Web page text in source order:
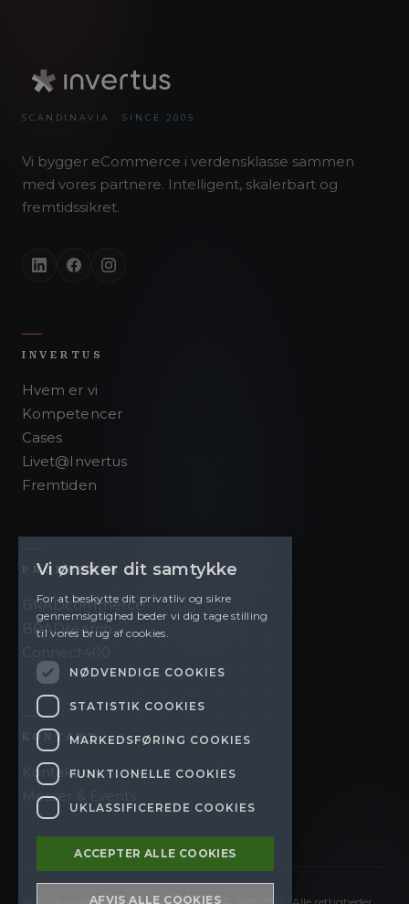
SCANDINAVIA · SINCE 2005
Vi bygger eCommerce i verdensklasse sammen
med vores partnere. Intelligent, skalerbart og
fremtidssikret.
INVERTUS
Hvem er vi
Kompetencer
Cases
Livet@Invertus
Fremtiden
PRODUKTER
BRADcommerce
BRADsearch
KONTAKT
Kontakt os
Messer & Events
Vi ønsker dit samtykke
For at beskytte dit privatliv og sikre
gennemsigtighed beder vi dig tage stilling
til vores brug af cookies.
NØDVENDIGE COOKIES
STATISTIK COOKIES
MARKEDSFØRING COOKIES
FUNKTIONELLE COOKIES
UKLASSIFICEREDE COOKIES
ACCEPTER ALLE COOKIES
AFVIS ALLE COOKIES